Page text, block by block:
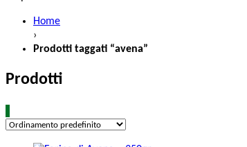
Home
›
Prodotti taggati “avena”
Prodotti